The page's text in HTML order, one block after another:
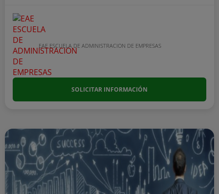
EAE ESCUELA DE ADMINISTRACION DE EMPRESAS
SOLICITAR INFORMACIÓN